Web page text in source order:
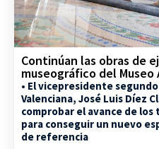
Continúan las obras de
museográfico del
• El vicepresidente
Valenciana, José Luis Díez
comprobar el avance de
para conseguir un nuevo
de referencia